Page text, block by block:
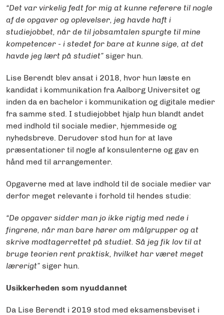
“Det var virkelig fedt for mig at kunne referere til nogle
af de opgaver og oplevelser, jeg havde haft i
studiejobbet, når de til jobsamtalen spurgte til mine
kompetencer - i stedet for bare at kunne sige, at det
havde jeg lært på studiet” siger hun.
Lise Berendt blev ansat i 2018, hvor hun læste en
kandidat i kommunikation fra Aalborg Universitet og
inden da en bachelor i kommunikation og digitale medier
fra samme sted. I studiejobbet hjalp hun blandt andet
med indhold til sociale medier, hjemmeside og
nyhedsbreve. Derudover stod hun for at lave
præsentationer til nogle af konsulenterne og gav en
hånd med til arrangementer.
Opgaverne med at lave indhold til de sociale medier var
derfor meget relevante i forhold til hendes studie:
“De opgaver sidder man jo ikke rigtig med nede i
fingrene, når man bare hører om målgrupper og at
skrive modtagerrettet på studiet. Så jeg fik lov til at
bruge teorien rent praktisk, hvilket har været meget
lærerigt” siger hun.
Usikkerheden som nyuddannet
Da Lise Berendt i 2019 stod med eksamensbeviset i